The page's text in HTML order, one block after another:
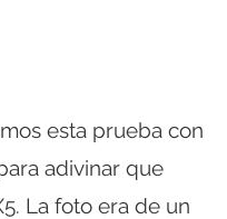
esta prueba con
adivinar que
La foto era de un